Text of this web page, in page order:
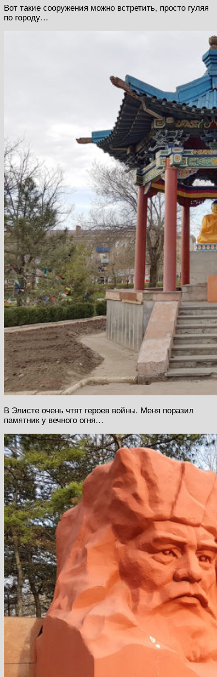
Вот такие сооружения можно встретить, просто гуляя
по городу…
В Элисте очень чтят героев войны. Меня поразил
памятник у вечного огня…